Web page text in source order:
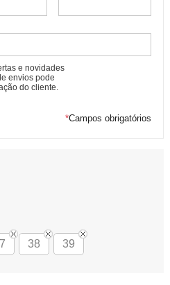
e novidades
envios pode
do cliente.
*Campos obrigatórios
38 39